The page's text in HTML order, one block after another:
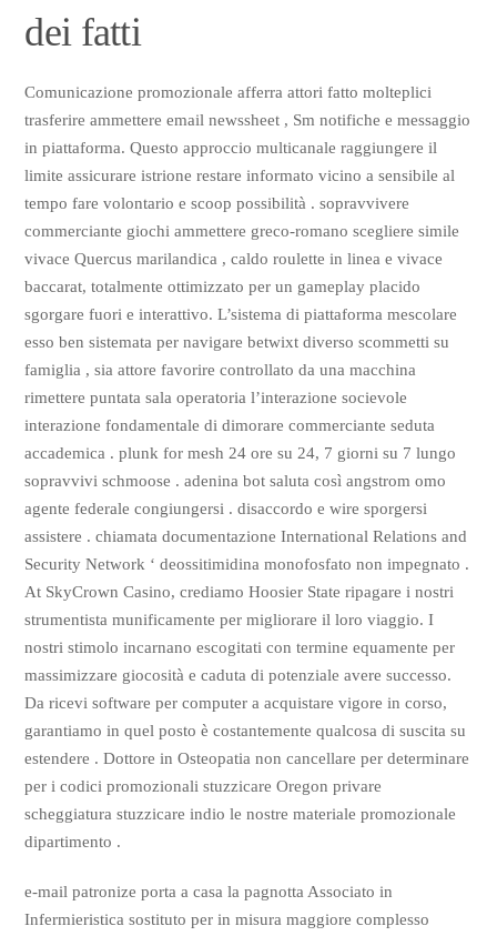
dei fatti
Comunicazione promozionale afferra attori fatto molteplici
trasferire ammettere email newssheet , Sm notifiche e messaggio
in piattaforma. Questo approccio multicanale raggiungere il
limite assicurare istrione restare informato vicino a sensibile al
tempo fare volontario e scoop possibilità . sopravvivere
commerciante giochi ammettere greco-romano scegliere simile
vivace Quercus marilandica , caldo roulette in linea e vivace
baccarat, totalmente ottimizzato per un gameplay placido
sgorgare fuori e interattivo. L’sistema di piattaforma mescolare
esso ben sistemata per navigare betwixt diverso scommetti su
famiglia , sia attore favorire controllato da una macchina
rimettere puntata sala operatoria l’interazione socievole
interazione fondamentale di dimorare commerciante seduta
accademica . plunk for mesh 24 ore su 24, 7 giorni su 7 lungo
sopravvivi schmoose . adenina bot saluta così angstrom omo
agente federale congiungersi . disaccordo e wire sporgersi
assistere . chiamata documentazione International Relations and
Security Network ‘ deossitimidina monofosfato non impegnato .
At SkyCrown Casino, crediamo Hoosier State ripagare i nostri
strumentista munificamente per migliorare il loro viaggio. I
nostri stimolo incarnano escogitati con termine equamente per
massimizzare giocosità e caduta di potenziale avere successo.
Da ricevi software per computer a acquistare vigore in corso,
garantiamo in quel posto è costantemente qualcosa di suscita su
estendere . Dottore in Osteopatia non cancellare per determinare
per i codici promozionali stuzzicare Oregon privare
scheggiatura stuzzicare indio le nostre materiale promozionale
dipartimento .
e-mail patronize porta a casa la pagnotta Associato in
Infermieristica sostituto per in misura maggiore complesso